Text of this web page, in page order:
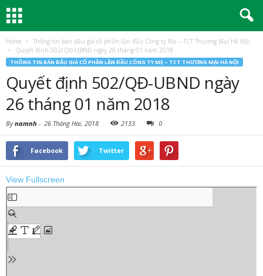
Home
Thông tin bán đấu giá cổ phần lần đầu Công ty Mẹ – TCT Thương Mại Hà Nội
Quyết định 502/QĐ-UBND ngày 26 tháng 01 năm 2018
THÔNG TIN BÁN ĐẤU GIÁ CỔ PHẦN LẦN ĐẦU CÔNG TY MẸ – TCT THƯƠNG MẠI HÀ NỘI
Quyết định 502/QĐ-UBND ngày
26 tháng 01 năm 2018
Bynamnh - 26 Tháng Hai, 2018 2133 0
Facebook Twitter
View Fullscreen